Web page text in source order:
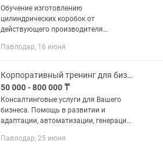
Обучение изготовлению
цилиндрических коробок от
действующего производителя
изготавливать коробки для своего
для других. Курс...
Павлодар, 16 июня
Корпоративный тренинг для бизнеса,обучение персонала,индивидуальный коучинг
50 000 - 800 000 ₸
Консалтинговые услуги для Вашего
бизнеса. Помощь в развитии и
адаптации, автоматизации, генерации
бизнес-процессов. Работа с
Павлодар, 25 июня